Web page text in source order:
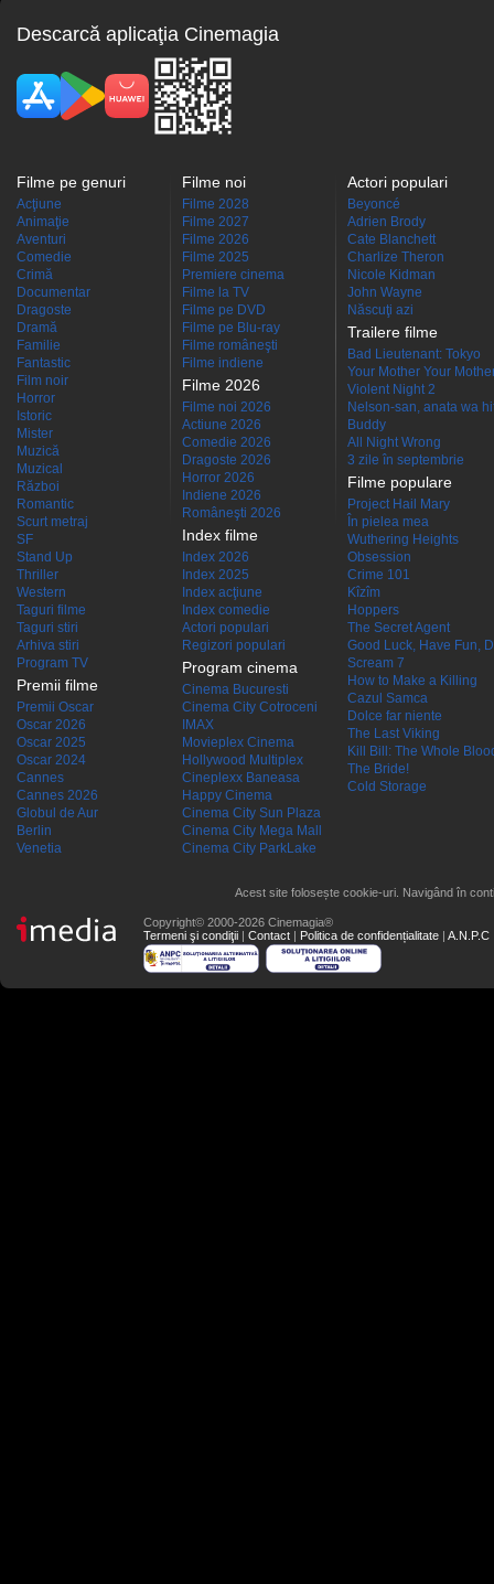
Descarcă aplicaţia Cinemagia
Filme pe genuri
Acţiune
Animaţie
Aventuri
Comedie
Crimă
Documentar
Dragoste
Dramă
Familie
Fantastic
Film noir
Horror
Istoric
Mister
Muzică
Muzical
Război
Romantic
Scurt metraj
SF
Stand Up
Thriller
Western
Taguri filme
Taguri stiri
Arhiva stiri
Program TV
Premii filme
Premii Oscar
Oscar 2026
Oscar 2025
Oscar 2024
Cannes
Cannes 2026
Globul de Aur
Berlin
Venetia
Filme noi
Filme 2028
Filme 2027
Filme 2026
Filme 2025
Premiere cinema
Filme la TV
Filme pe DVD
Filme pe Blu-ray
Filme româneşti
Filme indiene
Filme 2026
Filme noi 2026
Actiune 2026
Comedie 2026
Dragoste 2026
Horror 2026
Indiene 2026
Româneşti 2026
Index filme
Index 2026
Index 2025
Index acţiune
Index comedie
Actori populari
Regizori populari
Program cinema
Cinema Bucuresti
Cinema City Cotroceni
IMAX
Movieplex Cinema
Hollywood Multiplex
Cineplexx Baneasa
Happy Cinema
Cinema City Sun Plaza
Cinema City Mega Mall
Cinema City ParkLake
Actori populari
Beyoncé
Adrien Brody
Cate Blanchett
Charlize Theron
Nicole Kidman
John Wayne
Născuţi azi
Trailere filme
Bad Lieutenant: Tokyo
Your Mother Your
Violent Night 2
Nelson-san, anata wa
Buddy
All Night Wrong
3 zile în septembrie
Filme populare
Project Hail Mary
În pielea mea
Wuthering Heights
Obsession
Crime 101
Kîzîm
Hoppers
The Secret Agent
Good Luck, Have Fun,
Scream 7
How to Make a Killing
Cazul Samca
Dolce far niente
The Last Viking
Kill Bill: The Whole
The Bride!
Cold Storage
Acest site folosește cookie-uri. Navigând în
Copyright© 2000-2026 Cinemagia®
Termeni şi condiţii | Contact | Politica de confidențialitate | A.N.P.C